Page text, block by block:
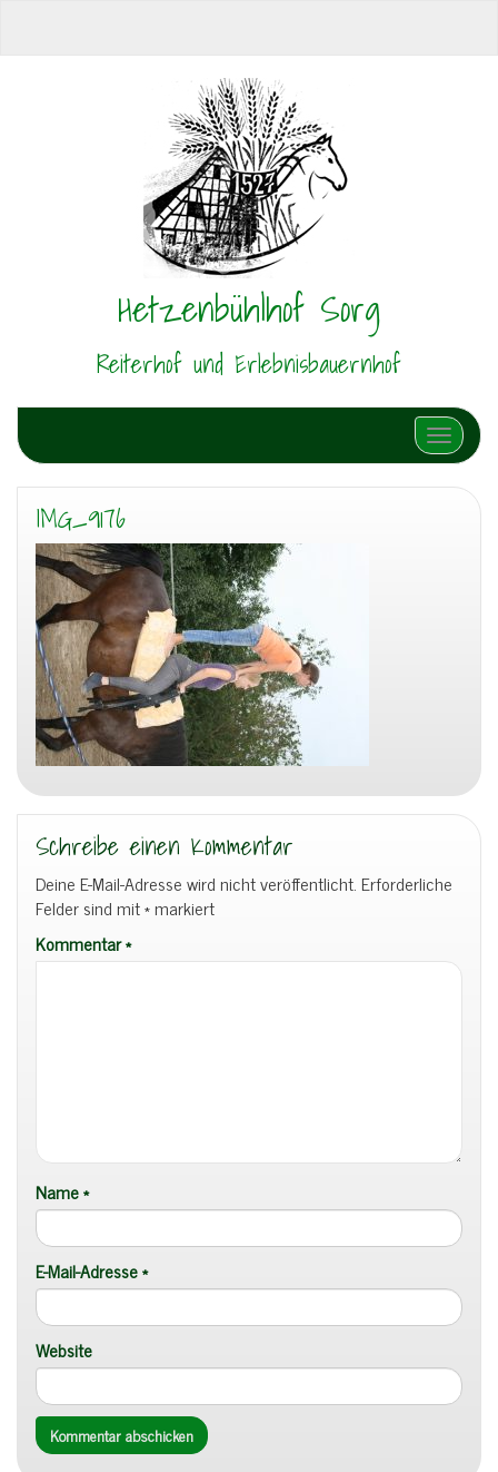
Hetzenbühlhof Sorg
Reiterhof und Erlebnisbauernhof
Schalte
IMG_9176
Schreibe einen Kommentar
Deine E-Mail-Adresse wird nicht veröffentlicht. Erforderliche
Felder sind mit*markiert
Kommentar*
Name*
E-Mail-Adresse*
Website